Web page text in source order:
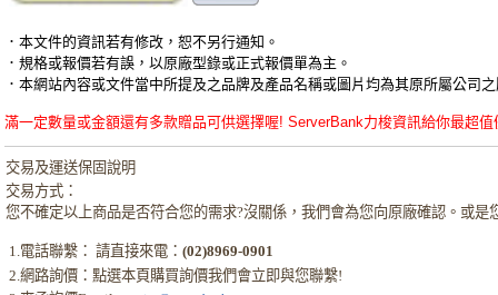
．本文件的資訊若有修改，恕不另行通知。
．規格或報價若有誤，以原廠型錄或正式報價單為主。
．本網站內容或文件當中所提及之品牌及產品名稱或圖片均為其原所屬公司
滿一定數量或金額還有多款贈品可供選擇喔! ServerBank力梭資訊給你最超
交易及運送保固說明
交易方式：
您不確定以上商品是否符合您的需求?沒關係，我們會為您向原廠確認。或
1.電話聯繫： 請直接來電：(02)8969-0901
2.網路詢價：點選本頁購買詢價我們會立即與您聯繫!